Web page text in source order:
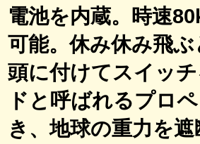
電池を内蔵。時速
可能。休み休み飛
頭に付けてスイッ
ドと呼ばれるプロ
き、地球の重力を